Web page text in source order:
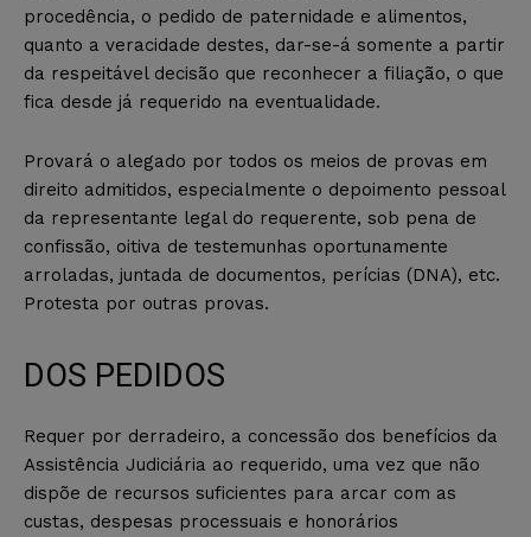
procedência, o pedido de paternidade e alimentos,
quanto a veracidade destes, dar-se-á somente a partir
da respeitável decisão que reconhecer a filiação, o que
fica desde já requerido na eventualidade.
Provará o alegado por todos os meios de provas em
direito admitidos, especialmente o depoimento pessoal
da representante legal do requerente, sob pena de
confissão, oitiva de testemunhas oportunamente
arroladas, juntada de documentos, perícias (DNA), etc.
Protesta por outras provas.
DOS PEDIDOS
Requer por derradeiro, a concessão dos benefícios da
Assistência Judiciária ao requerido, uma vez que não
dispõe de recursos suficientes para arcar com as
custas, despesas processuais e honorários